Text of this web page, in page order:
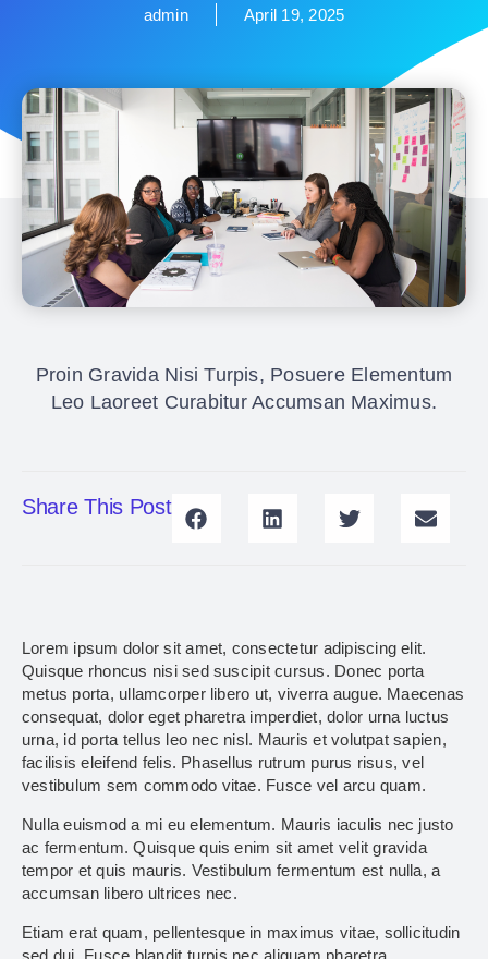
admin April 19, 2025
Proin Gravida Nisi Turpis, Posuere Elementum
Leo Laoreet Curabitur Accumsan Maximus.
Share This Post
Lorem ipsum dolor sit amet, consectetur adipiscing elit.
Quisque rhoncus nisi sed suscipit cursus. Donec porta
metus porta, ullamcorper libero ut, viverra augue. Maecenas
consequat, dolor eget pharetra imperdiet, dolor urna luctus
urna, id porta tellus leo nec nisl. Mauris et volutpat sapien,
facilisis eleifend felis. Phasellus rutrum purus risus, vel
vestibulum sem commodo vitae. Fusce vel arcu quam.
Nulla euismod a mi eu elementum. Mauris iaculis nec justo
ac fermentum. Quisque quis enim sit amet velit gravida
tempor et quis mauris. Vestibulum fermentum est nulla, a
accumsan libero ultrices nec.
Etiam erat quam, pellentesque in maximus vitae, sollicitudin